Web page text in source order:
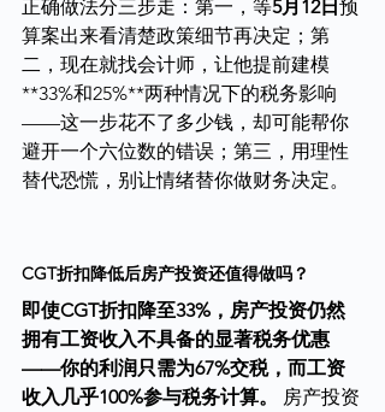
正确做法分三步走：第一，等5月12日预
算案出来看清楚政策细节再决定；第
二，现在就找会计师，让他提前建模
**33%和25%**两种情况下的税务影响
——这一步花不了多少钱，却可能帮你
避开一个六位数的错误；第三，用理性
替代恐慌，别让情绪替你做财务决定。
CGT折扣降低后房产投资还值得做吗？
即使CGT折扣降至33%，房产投资仍然
拥有工资收入不具备的显著税务优惠
——你的利润只需为67%交税，而工资
收入几乎100%参与税务计算。
房产投资